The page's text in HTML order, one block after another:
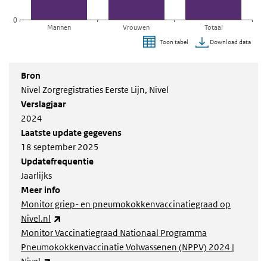
0
Mannen Vrouwen Totaal
Toon tabel Download data
Bron
Nivel Zorgregistraties Eerste Lijn, Nivel
Verslagjaar
2024
Laatste update gegevens
18 september 2025
Updatefrequentie
Jaarlijks
Meer info
Monitor griep- en pneumokokkenvaccinatiegraad op
Nivel.nl
Monitor Vaccinatiegraad Nationaal Programma
Pneumokokkenvaccinatie Volwassenen (NPPV) 2024 |